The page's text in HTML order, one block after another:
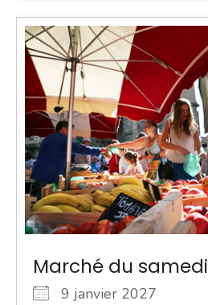
Marché du samedi
9 janvier 2027